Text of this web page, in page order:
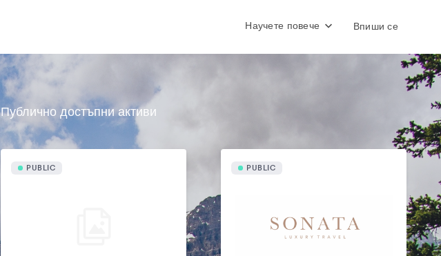
Научете повече Впиши се
Публично достъпни активи
PUBLIC PUBLIC